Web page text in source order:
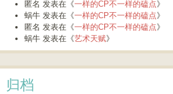
匿名 发表在《一样的CP不一样的磕点》
蜗牛 发表在《一样的CP不一样的磕点》
匿名 发表在《一样的CP不一样的磕点》
蜗牛 发表在《艺术天赋》
归档